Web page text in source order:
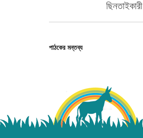
ছিনতাইকারী
পাঠকের মন্তব্য